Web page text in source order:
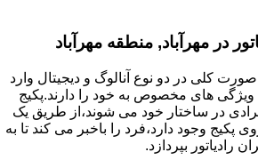
در مهرآباد, منطقه مهرآباد
صورت کلی در دو نوع آنالوگ و دیجیتال وارد
ویژگی های مخصوص به خود را دارند.پکیج
در ساختار خود می شوند،از طریق یک
وجود دارد،فرد را باخبر می کند تا به
رادیاتور بپردازد.